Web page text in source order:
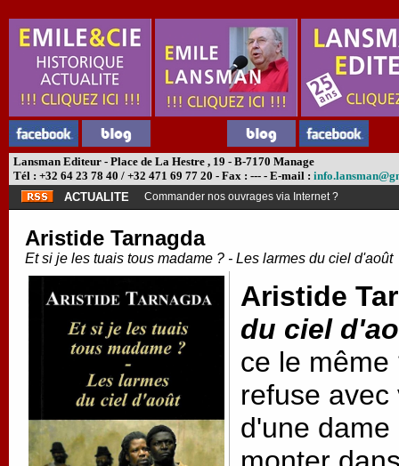
Lansman Editeur - Place de La Hestre , 19 - B-7170 Manage
Tél : +32 64 23 78 40 / +32 471 69 77 20 - Fax : --- - E-mail :
ACTUALITE
Commander nos ouvrages via Internet ?
Aristide Tarnagda
Et si je les tuais tous madame ? - Les larmes du ciel d'août
Aristide
du ciel
ce le
refuse
d'une